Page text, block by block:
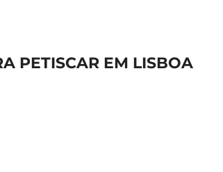
PETISCAR EM LISBOA